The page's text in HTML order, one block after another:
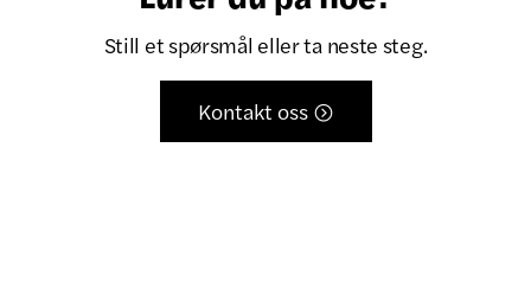
Still et spørsmål eller ta neste steg.
Kontakt oss 